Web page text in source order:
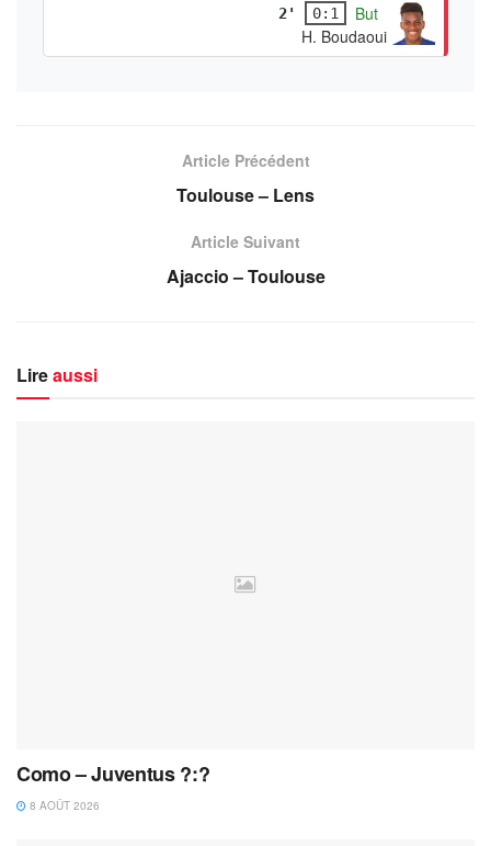
2' 0:1
But
H. Boudaoui
Article Précédent
Toulouse – Lens
Article Suivant
Ajaccio – Toulouse
Lireaussi
Como – Juventus ?:?
8 AOÛT 2026